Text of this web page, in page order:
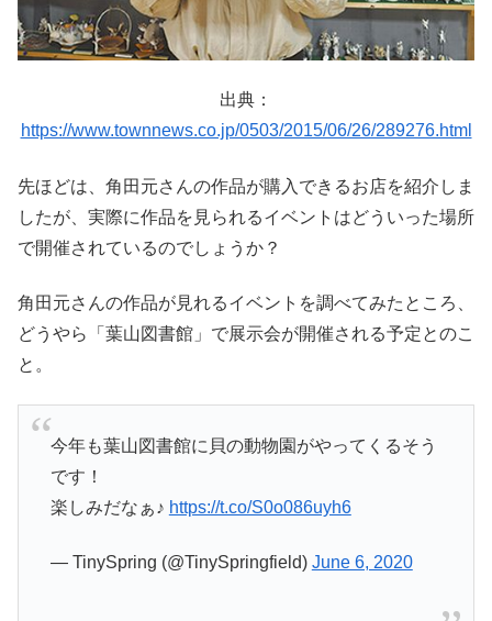
出典：
https://www.townnews.co.jp/0503/2015/06/26/289276.html
先ほどは、角田元さんの作品が購入できるお店を紹介しま
したが、実際に作品を見られるイベントはどういった場所
で開催されているのでしょうか？
角田元さんの作品が見れるイベントを調べてみたところ、
どうやら「葉山図書館」で展示会が開催される予定とのこ
と。
今年も葉山図書館に貝の動物園がやってくるそう
です！
楽しみだなぁ♪ https://t.co/S0o086uyh6
— TinySpring (@TinySpringfield) June 6, 2020